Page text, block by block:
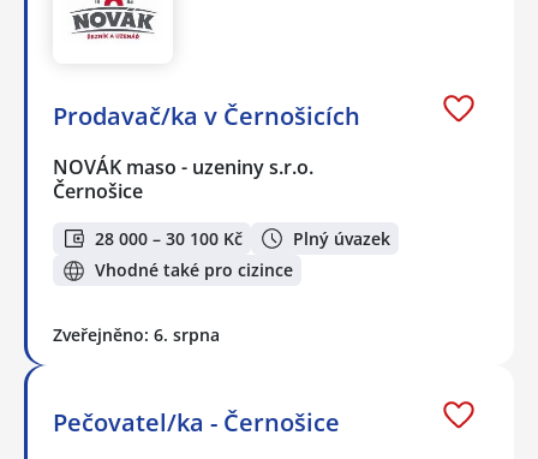
Prodavač/ka v Černošicích
NOVÁK maso - uzeniny s.r.o.
Černošice
28 000 – 30 100 Kč
Plný úvazek
Vhodné také pro cizince
Zveřejněno: 6. srpna
Pečovatel/ka - Černošice